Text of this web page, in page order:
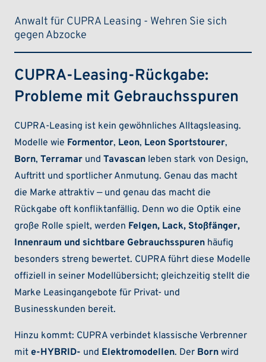
Anwalt für CUPRA Leasing - Wehren Sie sich
gegen Abzocke
CUPRA-Leasing-Rückgabe:
Probleme mit Gebrauchsspuren
CUPRA-Leasing ist kein gewöhnliches Alltagsleasing.
Modelle wie Formentor, Leon, Leon Sportstourer,
Born,Terramar undTavascan leben stark von Design,
Auftritt und sportlicher Anmutung. Genau das macht
die Marke attraktiv — und genau das macht die
Rückgabe oft konfliktanfällig. Denn wo die Optik eine
große Rolle spielt, werden Felgen, Lack, Stoßfänger,
Innenraum und sichtbare Gebrauchsspuren häufig
besonders streng bewertet. CUPRA führt diese Modelle
offiziell in seiner Modellübersicht; gleichzeitig stellt die
Marke Leasingangebote für Privat- und
Businesskunden bereit.
Hinzu kommt: CUPRA verbindet klassische Verbrenner
mite-HYBRID- und Elektromodellen. Der Born wird